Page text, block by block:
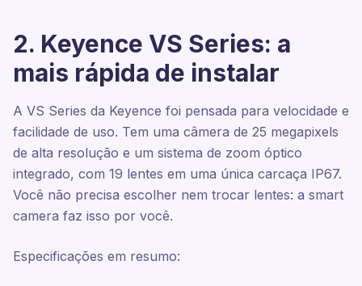
2. Keyence VS Series: a
mais rápida de instalar
A VS Series da Keyence foi pensada para velocidade e
facilidade de uso. Tem uma câmera de 25 megapixels
de alta resolução e um sistema de zoom óptico
integrado, com 19 lentes em uma única carcaça IP67.
Você não precisa escolher nem trocar lentes: a smart
camera faz isso por você.
Especificações em resumo: